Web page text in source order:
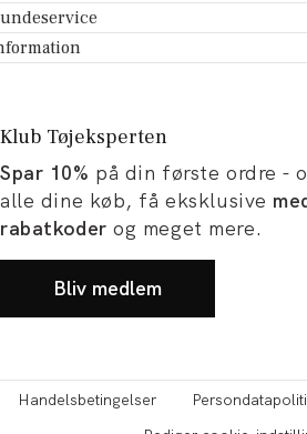
- Hjælpecenter
dit køb
Tøjeksperten
og artikler
og karriere
Klub Tøjeksperten
Spar 10% på din første ordre -
alle dine køb, få eksklusive
rabatkoder og meget mere.
Bliv medlem
Handelsbetingelser